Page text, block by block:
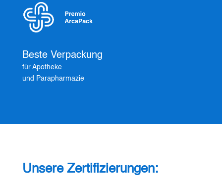
Beste Verpackung
für Apotheke
und Parapharmazie
Unsere Zertifizierungen: